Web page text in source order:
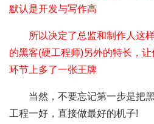
默认是开发与写作高
所以决定了总监和制作人这
的黑客(硬工程师)另外的特长，
环节上多了一张王牌
当然，不要忘记第一步是把
工程一好，直接做最好的机子!